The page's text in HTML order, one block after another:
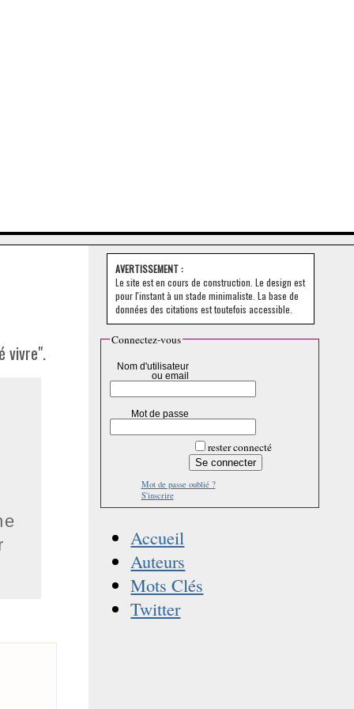
vivre".
AVERTISSEMENT :
Le site est en cours de construction. Le design est
pour l'instant à un stade minimaliste. La base de
données des citations est toutefois accessible.
Connectez-vous
Nom d'utilisateur
ou email
Mot de passe
rester connecté
Mot de passe oublié ?
S'inscrire
Accueil
Auteurs
Mots Clés
Twitter